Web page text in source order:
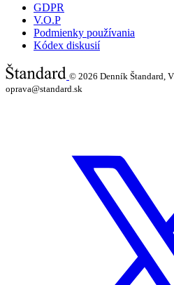
GDPR
V.O.P
Podmienky používania
Kódex diskusií
© 2026 Denník Štandard,
oprava@standard.sk